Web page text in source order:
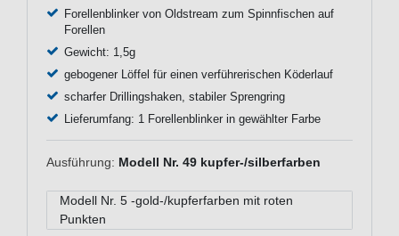
Forellenblinker von Oldstream zum Spinnfischen auf
Forellen
Gewicht: 1,5g
gebogener Löffel für einen verführerischen Köderlauf
scharfer Drillingshaken, stabiler Sprengring
Lieferumfang: 1 Forellenblinker in gewählter Farbe
Ausführung: Modell Nr. 49 kupfer-/silberfarben
Modell Nr. 5 -gold-/kupferfarben mit roten
Punkten